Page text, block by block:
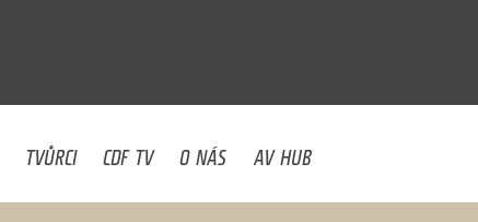
TVŮRCI CDF TV O NÁS AV HUB